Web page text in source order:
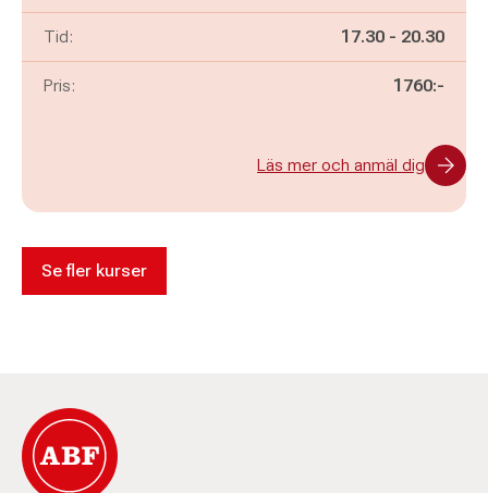
Tid: Pågår mellan
17.30 - och
20.30
Pris: 1760:-
Läs mer och anmäl dig
Se fler kurser